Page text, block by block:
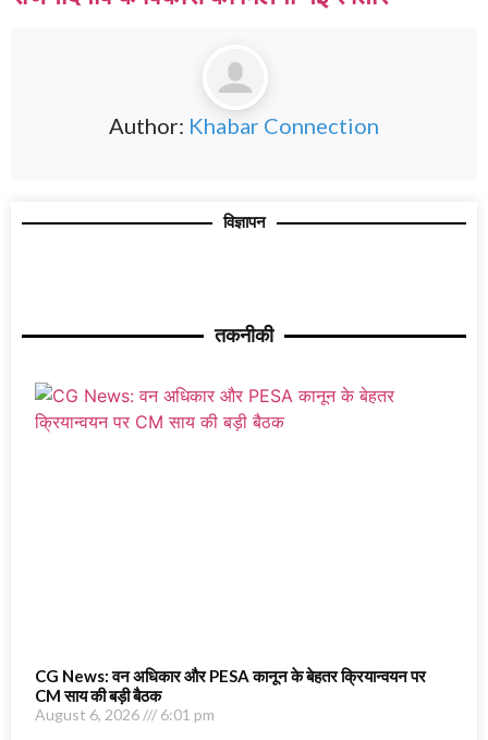
Author: Khabar Connection
विज्ञापन
तकनीकी
CG News: वन अधिकार और PESA कानून के बेहतर क्रियान्वयन पर
CM साय की बड़ी बैठक
August 6, 2026 6:01 pm